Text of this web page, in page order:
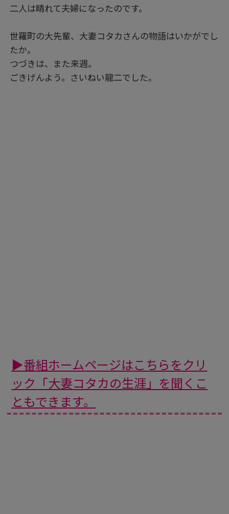
二人は晴れて夫婦になったのです。
世羅町の大先輩、大妻コタカさんの物語はいかがでし
たか。
つづきは、また来週。
ごきげんよう。さいねい龍二でした。
▶番組ホームページはこちらをクリ
ック「大妻コタカの生涯」を聞くこ
ともできます。